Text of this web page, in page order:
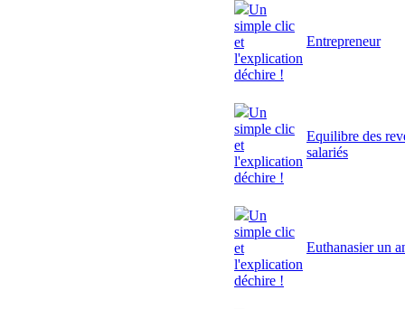
Un
simple clic
et
l'explication
déchire !
Entrepreneur
Un
simple clic
et
l'explication
déchire !
Equilibre des
salariés
Un
simple clic
et
l'explication
déchire !
Euthanasier un